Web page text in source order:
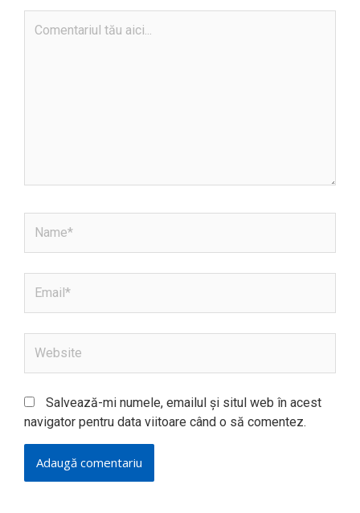
tău
Salvează-mi numele, emailul și situl web în acest
navigator pentru data viitoare când o să comentez.